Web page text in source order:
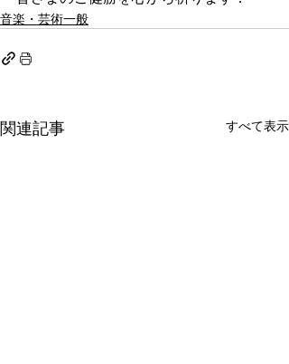
音楽・芸術一般
関連記事 すべて表示